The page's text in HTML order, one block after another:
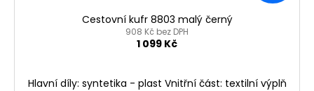
Cestovní kufr 8803 malý černý
908 Kč bez DPH
1 099 Kč
Hlavní díly: syntetika - plast Vnitřní část: textilní výplň